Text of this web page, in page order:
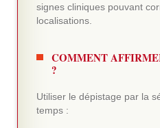
signes cliniques pouvant
localisations.
COMMENT
?
Utiliser le dépistage par la
temps :